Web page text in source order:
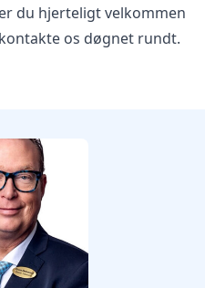
du hjerteligt velkommen
os døgnet rundt.